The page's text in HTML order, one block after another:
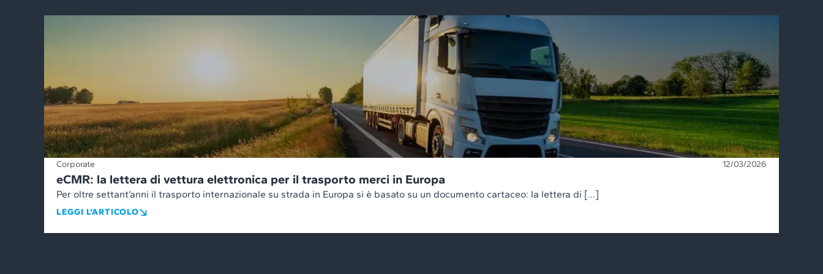
Corporate 12/03/2026
eCMR: la lettera di vettura elettronica per il trasporto merci in Europa
Per oltre settant’anni il trasporto internazionale su strada in Europa si è basato su un documento cartaceo: la lettera di […]
LEGGI L'ARTICOLO